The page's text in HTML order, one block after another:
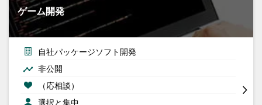
ゲーム開発
自社パッケージソフト開発
非公開
（応相談）
選択と集中